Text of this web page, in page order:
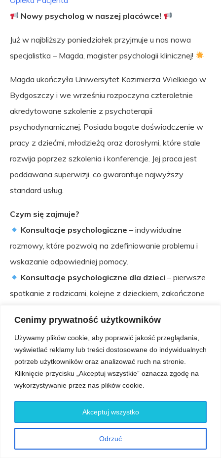
Cenimy prywatność użytkowników
Używamy plików cookie, aby poprawić jakość przeglądania,
wyświetlać reklamy lub treści dostosowane do indywidualnych
potrzeb użytkowników oraz analizować ruch na stronie.
Kliknięcie przycisku „Akceptuj wszystkie” oznacza zgodę na
wykorzystywanie przez nas plików cookie.
Odrzuć
Akceptuj wszystko
Nowy psycholog w naszej placówce!
Już w najbliższy poniedziałek przyjmuje u nas nowa
specjalistka – Magda, magister psychologii klinicznej!
Magda ukończyła Uniwersytet Kazimierza Wielkiego w
Bydgoszczy i we wrześniu rozpoczyna czteroletnie
akredytowane szkolenie z psychoterapii
psychodynamicznej. Posiada bogate doświadczenie w
pracy z dziećmi, młodzieżą oraz dorosłymi, które stale
rozwija poprzez szkolenia i konferencje. Jej praca jest
poddawana superwizji, co gwarantuje najwyższy
standard usług.
Czym się zajmuje?
Konsultacje psychologiczne – indywidualne
rozmowy, które pozwolą na zdefiniowanie problemu i
wskazanie odpowiedniej pomocy.
Konsultacje psychologiczne dla dzieci – pierwsze
spotkanie z rodzicami, kolejne z dzieckiem, zakończone
terapeutycznych.
Poradnictwo psychologiczne– regularne spotkania,
które pomagają odzyskać równowagę emocjonalną i
realizować potrzeby oraz zadania rozwojowe.
Interwencja kryzysowa– krótkoterminowa pomoc
w sytuacjach kryzysowych.
Poradnictwo dla rodziców– pomoc w
zdefiniowaniu i redukowaniu trudności między rodzicem
a dzieckiem.